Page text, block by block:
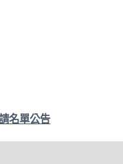
名單公告